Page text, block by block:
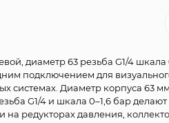
диаметр 63 резьба G1/4 шкала
подключением для
системах. Диаметр корпуса 63 мм,
G1/4 и шкала 0–1,6 бар
на редукторах давления,